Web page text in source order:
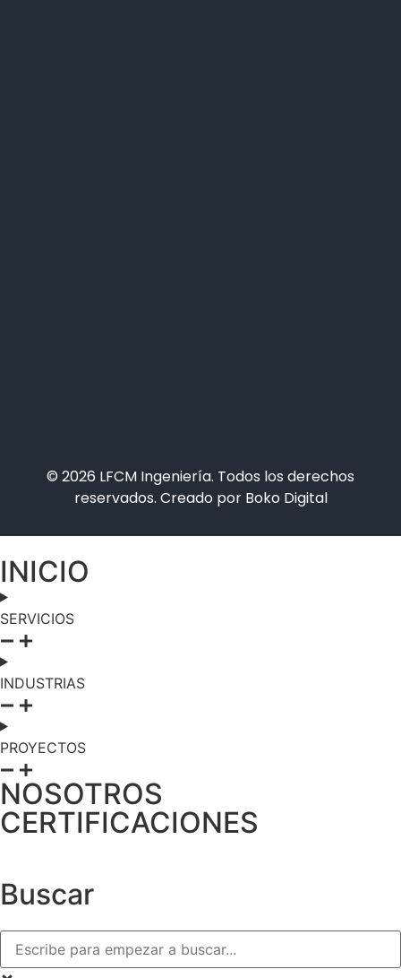
© 2026 LFCM Ingeniería. Todos los derechos
reservados. Creado por Boko Digital
INICIO
SERVICIOS
INDUSTRIAS
PROYECTOS
NOSOTROS
CERTIFICACIONES
Buscar